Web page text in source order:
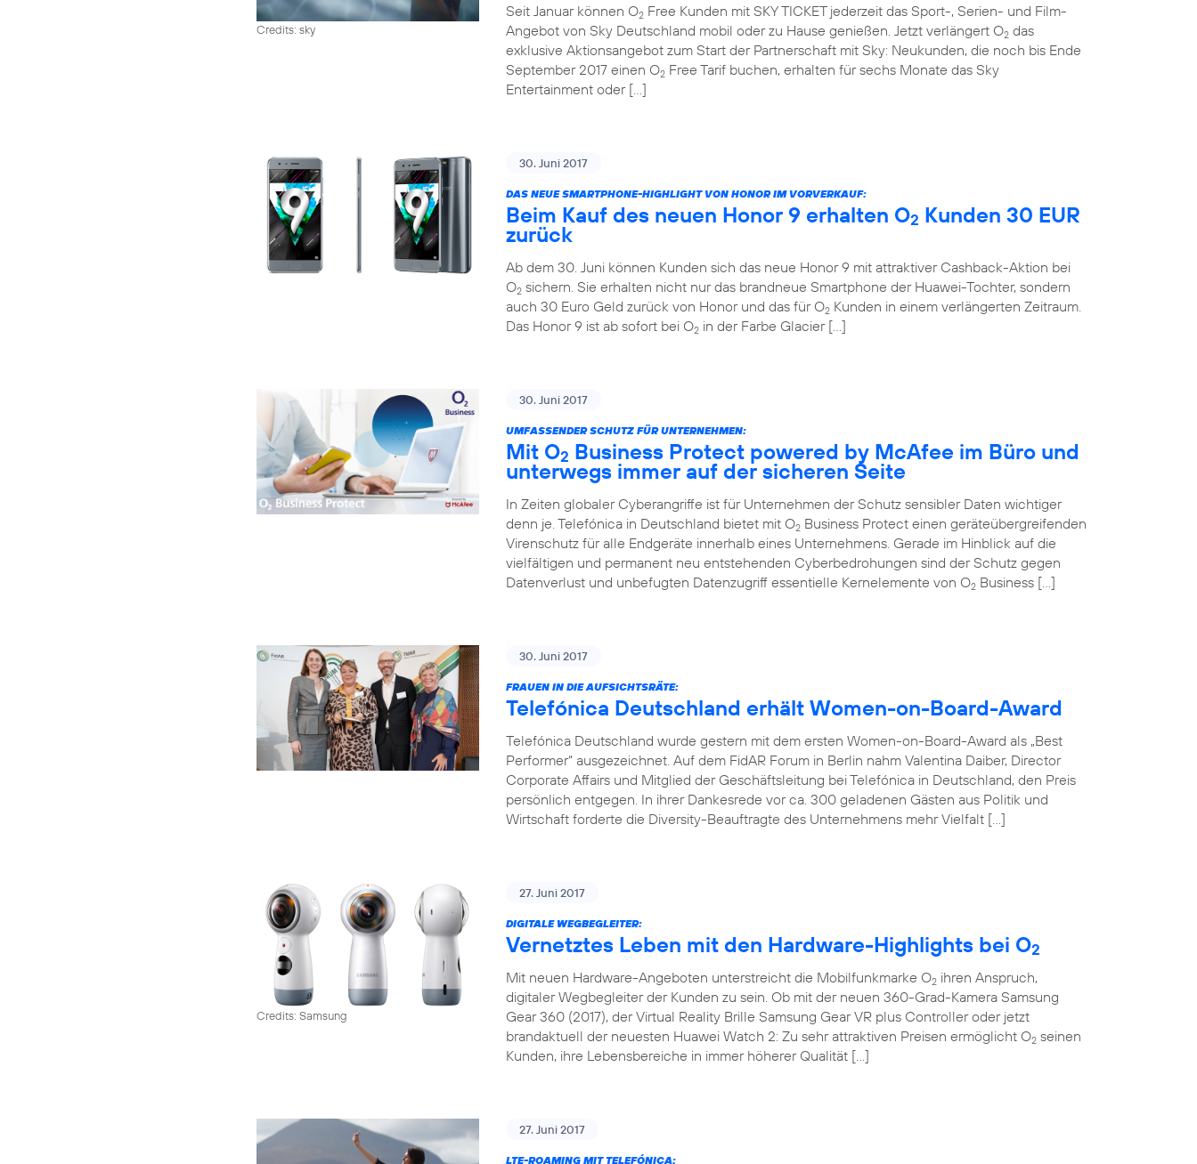
Credits: sky
Seit Januar können O2 Free Kunden mit SKY TICKET jederzeit das Sport-, Serien- und Film-
Angebot von Sky Deutschland mobil oder zu Hause genießen. Jetzt verlängert O2 das
exklusive Aktionsangebot zum Start der Partnerschaft mit Sky: Neukunden, die noch bis Ende
September 2017 einen O2 Free Tarif buchen, erhalten für sechs Monate das Sky
Entertainment oder […]
30. Juni 2017
DAS NEUE SMARTPHONE-HIGHLIGHT VON HONOR IM VORVERKAUF:
Beim Kauf des neuen Honor 9 erhalten O2 Kunden 30 EUR
zurück
Ab dem 30. Juni können Kunden sich das neue Honor 9 mit attraktiver Cashback-Aktion bei
O2 sichern. Sie erhalten nicht nur das brandneue Smartphone der Huawei-Tochter, sondern
auch 30 Euro Geld zurück von Honor und das für O2 Kunden in einem verlängerten Zeitraum.
Das Honor 9 ist ab sofort bei O2 in der Farbe Glacier […]
30. Juni 2017
UMFASSENDER SCHUTZ FÜR UNTERNEHMEN:
Mit O2 Business Protect powered by McAfee im Büro und
unterwegs immer auf der sicheren Seite
In Zeiten globaler Cyberangriffe ist für Unternehmen der Schutz sensibler Daten wichtiger
denn je. Telefónica in Deutschland bietet mit O2 Business Protect einen geräteübergreifenden
Virenschutz für alle Endgeräte innerhalb eines Unternehmens. Gerade im Hinblick auf die
vielfältigen und permanent neu entstehenden Cyberbedrohungen sind der Schutz gegen
Datenverlust und unbefugten Datenzugriff essentielle Kernelemente von O2 Business […]
30. Juni 2017
FRAUEN IN DIE AUFSICHTSRÄTE:
Telefónica Deutschland erhält Women-on-Board-Award
Telefónica Deutschland wurde gestern mit dem ersten Women-on-Board-Award als „Best
Performer“ ausgezeichnet. Auf dem FidAR Forum in Berlin nahm Valentina Daiber, Director
Corporate Affairs und Mitglied der Geschäftsleitung bei Telefónica in Deutschland, den Preis
persönlich entgegen. In ihrer Dankesrede vor ca. 300 geladenen Gästen aus Politik und
Wirtschaft forderte die Diversity-Beauftragte des Unternehmens mehr Vielfalt […]
Credits: Samsung
27. Juni 2017
DIGITALE WEGBEGLEITER:
Vernetztes Leben mit den Hardware-Highlights bei O2
Mit neuen Hardware-Angeboten unterstreicht die Mobilfunkmarke O2 ihren Anspruch,
digitaler Wegbegleiter der Kunden zu sein. Ob mit der neuen 360-Grad-Kamera Samsung
Gear 360 (2017), der Virtual Reality Brille Samsung Gear VR plus Controller oder jetzt
brandaktuell der neuesten Huawei Watch 2: Zu sehr attraktiven Preisen ermöglicht O2 seinen
Kunden, ihre Lebensbereiche in immer höherer Qualität […]
27. Juni 2017
LTE-ROAMING MIT TELEFÓNICA: